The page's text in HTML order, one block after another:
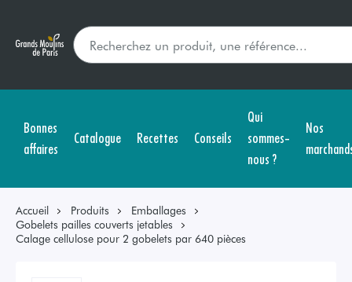
Bonnes
affaires
Catalogue Recettes Conseils
Qui
sommes-
nous ?
Nos
Accueil Produits
Emballages
Gobelets pailles couverts jetables
Calage cellulose pour 2 gobelets par 640 pièces